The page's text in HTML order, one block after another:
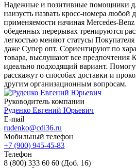
Надежные и позитивные помощники
наизусть назвать кросс-номера любой
применяемости начиная Mercedes-
обеденных перерывах тренируются
легкостью меняют статусы
даже Супер опт. Сориентируют по
товара, выслушают все предпочтения
идеально подходящий вариант.
расскажут о способах доставки и
другим организационным вопросам.
Руководитель компании
Руденко Евгений Юрьевич
E-mail
rudenko@cdi36.ru
Мобильный телефон
+7 (900) 945-45-83
Телефон
8 (800) 333 60 60 (Доб. 16)